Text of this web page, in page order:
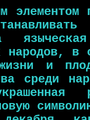
элементом
народов, в
и
среди